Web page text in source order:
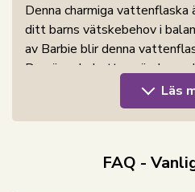
Denna charmiga
ditt barns vätskebehov i
av Barbie blir denna
Den är enkel att använda
är också PVC- och BPA-fri,
skadliga kemikalier. BPA-fri
hälsosamt val för ditt barn.
dricka ur denna flaska utan
Läs
FAQ -